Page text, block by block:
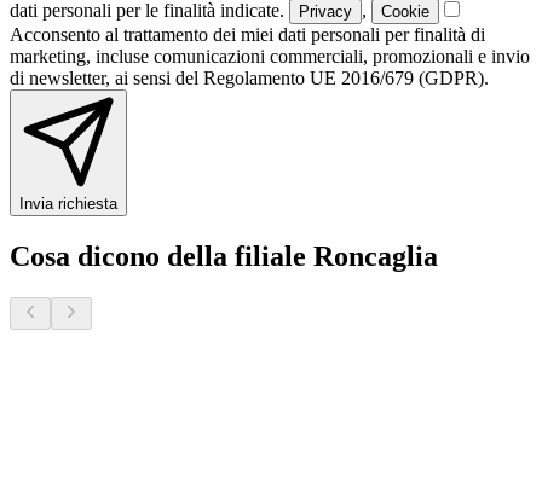
dati personali per le finalità indicate. Privacy , Cookie
Acconsento al trattamento dei miei dati personali per finalità di
marketing, incluse comunicazioni commerciali, promozionali e invio
di newsletter, ai sensi del Regolamento UE 2016/679 (GDPR).
Invia richiesta
Cosa dicono della filiale Roncaglia